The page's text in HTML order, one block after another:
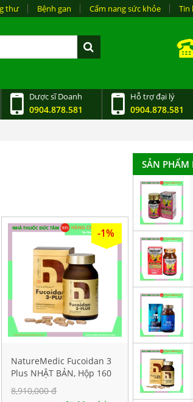
thư Bệnh gan Cẩm nang sức khỏe Tin
Dược sĩ Doanh
0904.878.581
Hỗ trợ đại lý
0904.878.581
-1%
NatureMedic Fucoidan 3
Plus NHẬT BẢN, Hộp 160
viên
8,910,000 đ
SẢN PHẨM